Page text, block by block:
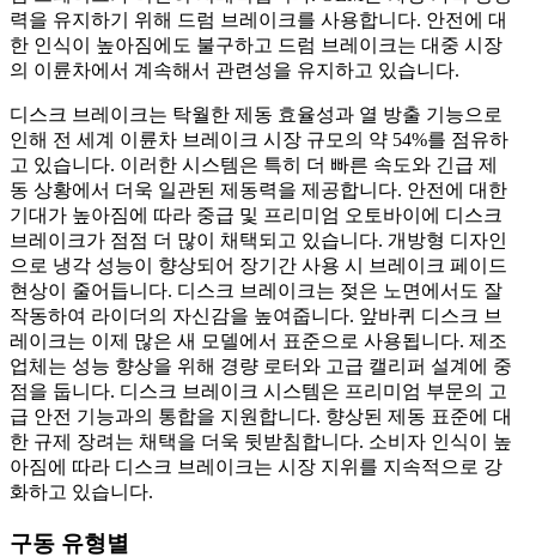
력을 유지하기 위해 드럼 브레이크를 사용합니다. 안전에 대
한 인식이 높아짐에도 불구하고 드럼 브레이크는 대중 시장
의 이륜차에서 계속해서 관련성을 유지하고 있습니다.
디스크 브레이크는 탁월한 제동 효율성과 열 방출 기능으로
인해 전 세계 이륜차 브레이크 시장 규모의 약 54%를 점유하
고 있습니다. 이러한 시스템은 특히 더 빠른 속도와 긴급 제
동 상황에서 더욱 일관된 제동력을 제공합니다. 안전에 대한
기대가 높아짐에 따라 중급 및 프리미엄 오토바이에 디스크
브레이크가 점점 더 많이 채택되고 있습니다. 개방형 디자인
으로 냉각 성능이 향상되어 장기간 사용 시 브레이크 페이드
현상이 줄어듭니다. 디스크 브레이크는 젖은 노면에서도 잘
작동하여 라이더의 자신감을 높여줍니다. 앞바퀴 디스크 브
레이크는 이제 많은 새 모델에서 표준으로 사용됩니다. 제조
업체는 성능 향상을 위해 경량 로터와 고급 캘리퍼 설계에 중
점을 둡니다. 디스크 브레이크 시스템은 프리미엄 부문의 고
급 안전 기능과의 통합을 지원합니다. 향상된 제동 표준에 대
한 규제 장려는 채택을 더욱 뒷받침합니다. 소비자 인식이 높
아짐에 따라 디스크 브레이크는 시장 지위를 지속적으로 강
화하고 있습니다.
구동 유형별